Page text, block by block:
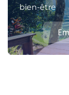
bien-être